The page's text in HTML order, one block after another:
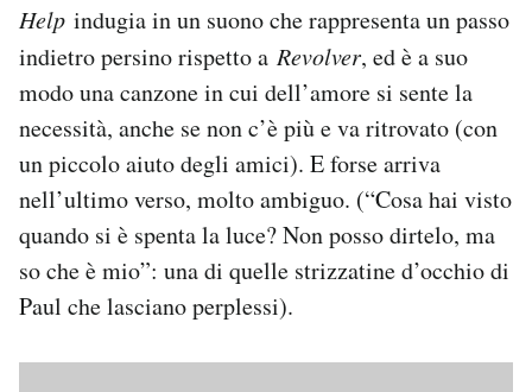
Help indugia in un suono che rappresenta un passo
indietro persino rispetto a Revolver, ed è a suo
modo una canzone in cui dell’amore si sente la
necessità, anche se non c’è più e va ritrovato (con
un piccolo aiuto degli amici). E forse arriva
nell’ultimo verso, molto ambiguo. (“Cosa hai visto
quando si è spenta la luce? Non posso dirtelo, ma
so che è mio”: una di quelle strizzatine d’occhio di
Paul che lasciano perplessi).